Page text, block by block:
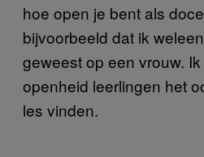
hoe open je bent als
bijvoorbeeld dat ik
geweest op een vrouw.
openheid leerlingen het
les vinden.